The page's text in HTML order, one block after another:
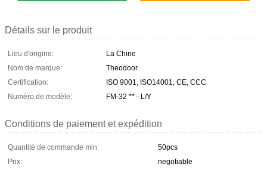
Détails sur le produit
Lieu d'origine:
La Chine
Nom de marque:
Theodoor
Certification:
ISO 9001, ISO14001, CE, CCC
Numéro de modèle:
FM-32 ** - L/Y
Conditions de paiement et expédition
Quantité de commande min:
50pcs
Prix:
negotiable